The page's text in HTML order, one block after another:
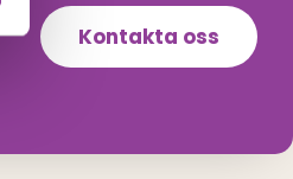
Kontakta oss